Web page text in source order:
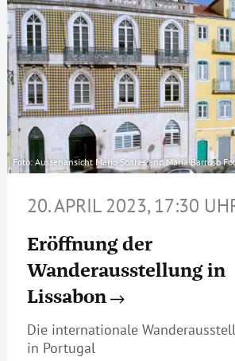
Foto: Aussenansicht Mário Soares and Maria Barroso
20. APRIL 2023, 17:30
Eröffnung der
Wanderausstellung in
Lissabon
Die internationale
in Portugal